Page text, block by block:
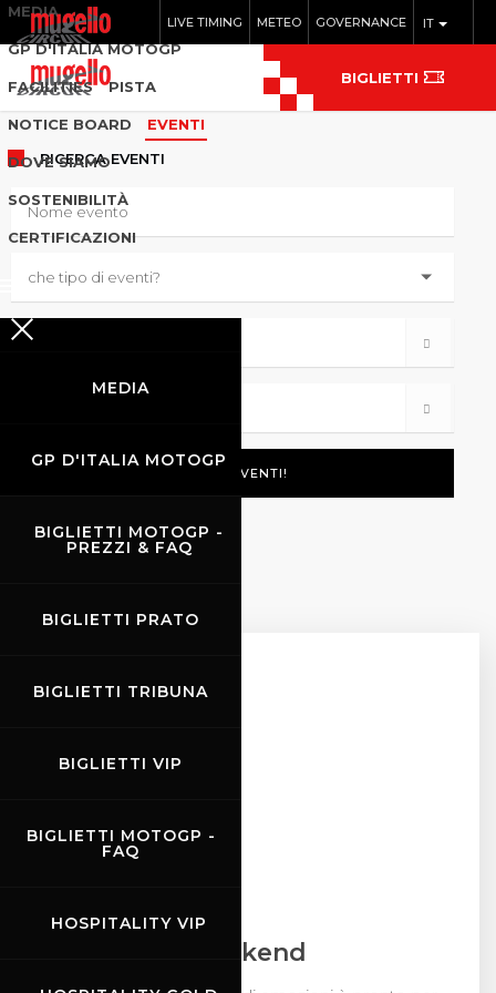
IT
LIVE TIMING METEO GOVERNANCE
MEDIA
GP D'ITALIA MOTOGP
FACILITIES PISTA
NOTICE BOARD EVENTI
DOVE SIAMO
SOSTENIBILITÀ
CERTIFICAZIONI
MEDIA
GP D'ITALIA MOTOGP
BIGLIETTI MOTOGP -
PREZZI & FAQ
BIGLIETTI PRATO
BIGLIETTI TRIBUNA
BIGLIETTI VIP
BIGLIETTI MOTOGP -
FAQ
HOSPITALITY VIP
BIGLIETTI
RICERCAEVENTI
FX Racing Weekend